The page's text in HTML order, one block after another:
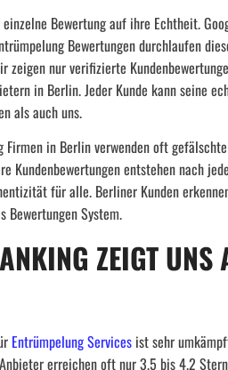
Bewertung auf ihre Echtheit.
Bewertungen durchlaufen
zeigen nur verifizierte
in Berlin. Jeder Kunde kann seine
als auch uns.
Firmen in Berlin verwenden oft
Kundenbewertungen entstehen nach
für alle. Berliner Kunden
Bewertungen System.
ZEIGT UNS
Entrümpelung Services ist sehr
erreichen oft nur 3.5 bis 4.2